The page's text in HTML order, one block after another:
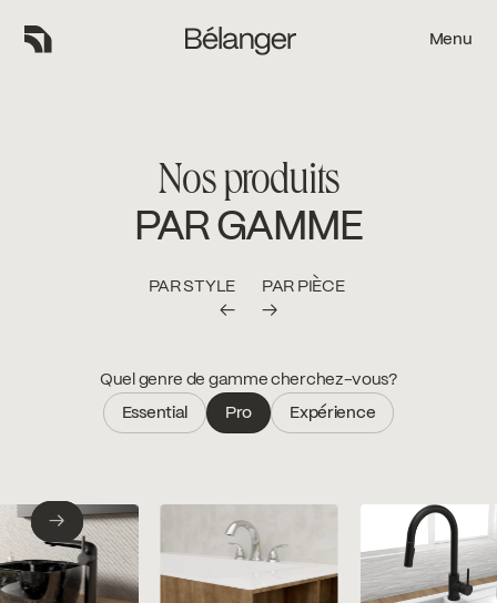
Menu
Menu
Nos produits
PAR STYLE
←
PAR GAMME
PAR PIÈCE
→
Quel genre de gamme cherchez-vous?
Essential Pro Expérience
←
←
→
→